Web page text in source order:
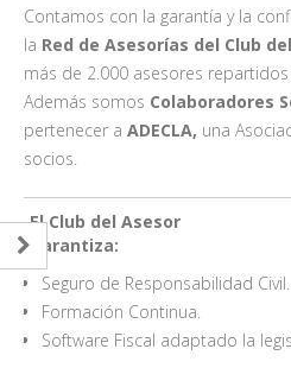
Contamos con la garantía y la
la Red de Asesorías del Club
más de 2.000 asesores
Además somos Colaboradores
pertenecer a ADECLA, una
socios.
El Club del Asesor
Garantiza:
Seguro de Responsabilidad Civil.
Formación Continua.
Software Fiscal adaptado la